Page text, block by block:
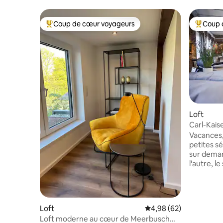
Coups de cœur voyageurs les plus appréciés
Coup de cœur voyageurs
Loft Évaluation moyenne
4,98 (62)
Loft moderne au cœur de Meerbusch
Coups
Coup
Loft
Carl-
Ddorf,
petites
sur
l'autre, le